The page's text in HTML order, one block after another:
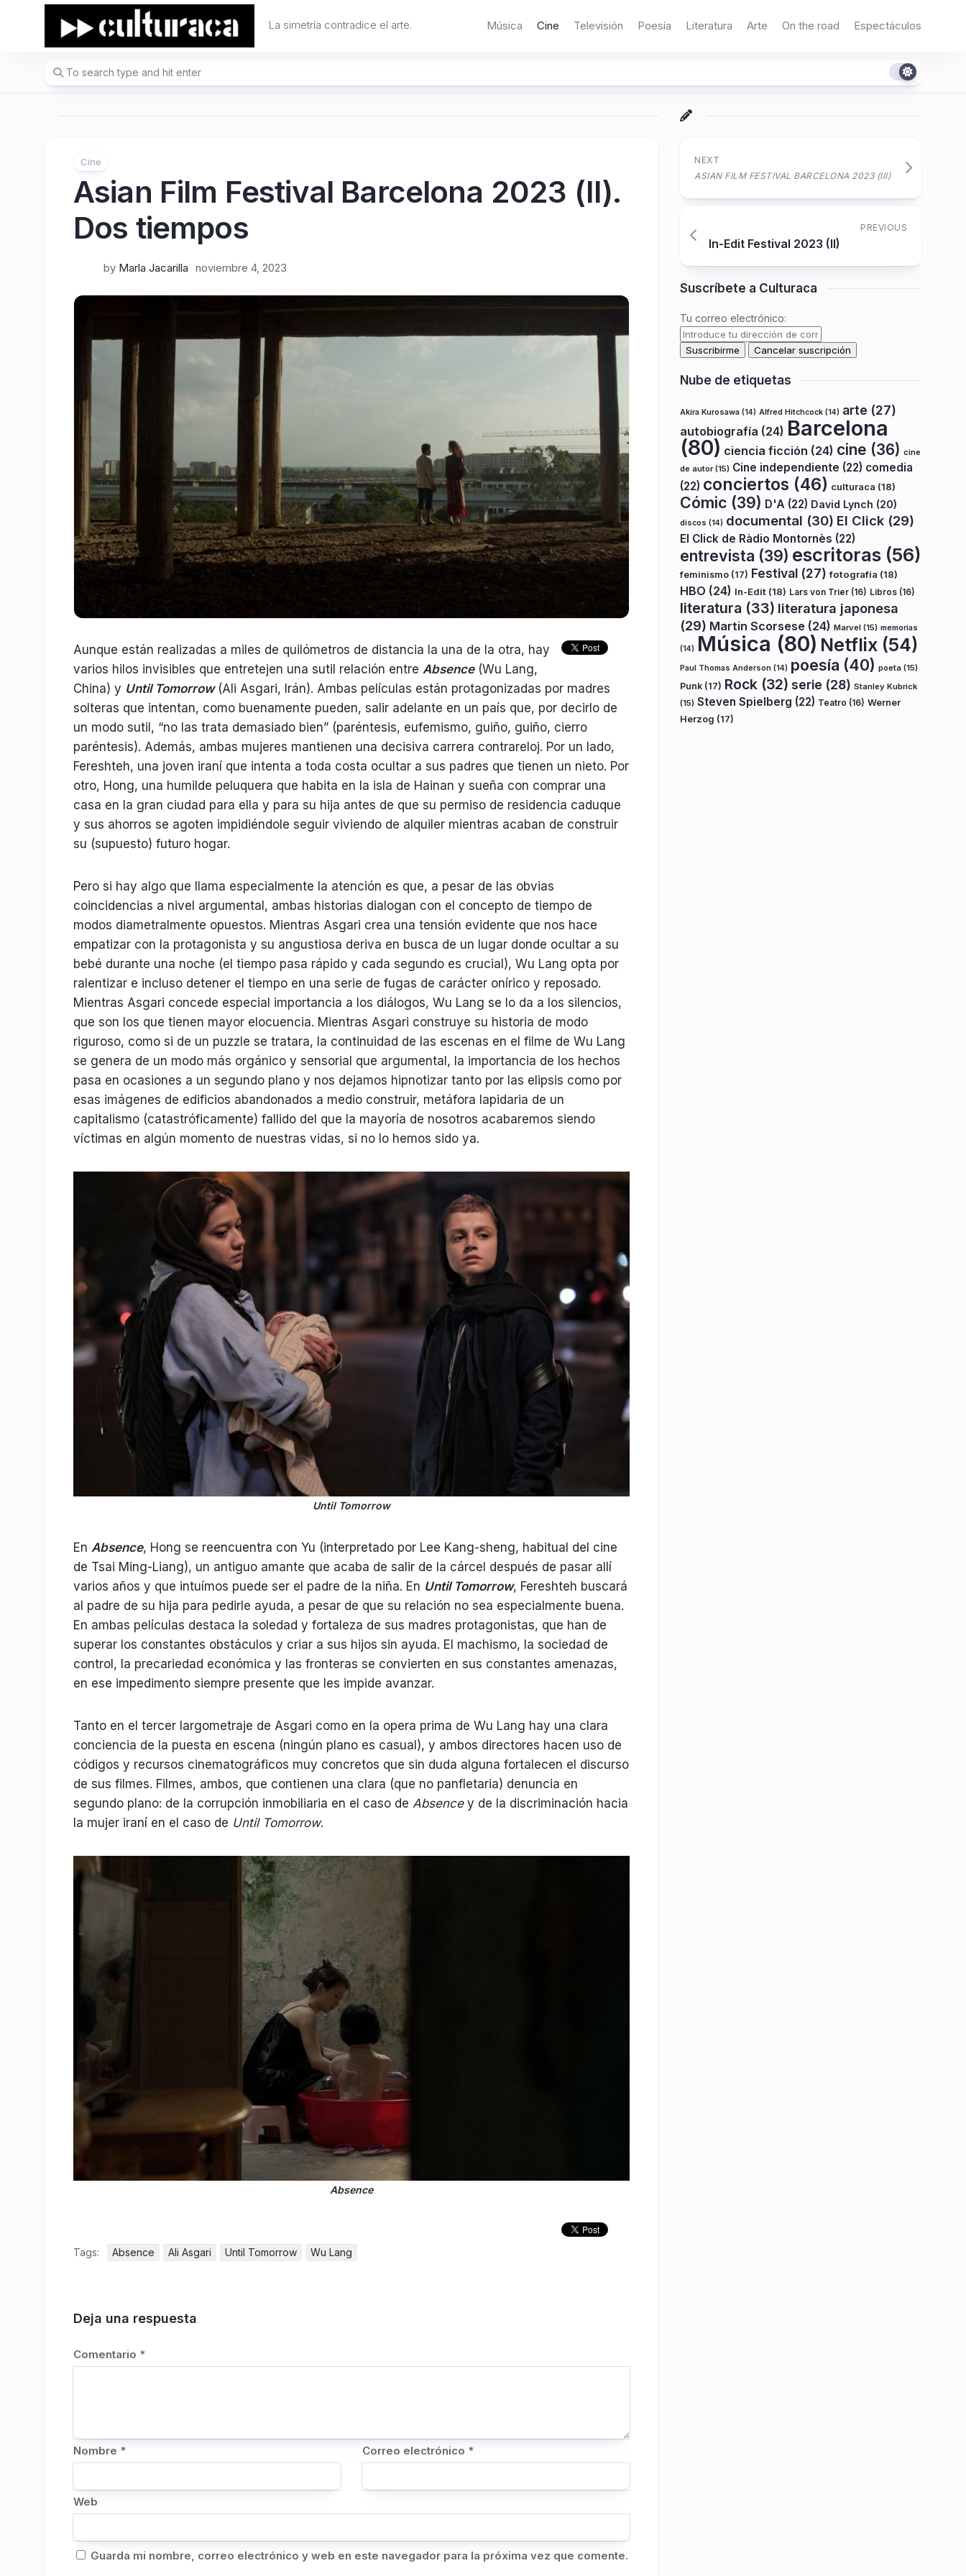
La simetría contradice el arte. Música Cine Televisión Poesía Literatura Arte On the road Espectáculos
Cine
Asian Film Festival Barcelona 2023 (II).
Dos tiempos
by Marla Jacarilla noviembre 4, 2023
Aunque están realizadas a miles de quilómetros de distancia la una de la otra, hay
varios hilos invisibles que entretejen una sutil relación entre Absence(Wu Lang,
China) y Until Tomorrow(Ali Asgari, Irán). Ambas películas están protagonizadas por madres
solteras que intentan, como buenamente pueden, salir adelante en un país que, por decirlo de
un modo sutil, “no las trata demasiado bien” (paréntesis, eufemismo, guiño, guiño, cierro
paréntesis). Además, ambas mujeres mantienen una decisiva carrera contrareloj. Por un lado,
Fereshteh, una joven iraní que intenta a toda costa ocultar a sus padres que tienen un nieto. Por
otro, Hong, una humilde peluquera que habita en la isla de Hainan y sueña con comprar una
casa en la gran ciudad para ella y para su hija antes de que su permiso de residencia caduque
y sus ahorros se agoten impidiéndole seguir viviendo de alquiler mientras acaban de construir
su (supuesto) futuro hogar.
Pero si hay algo que llama especialmente la atención es que, a pesar de las obvias
coincidencias a nivel argumental, ambas historias dialogan con el concepto de tiempo de
modos diametralmente opuestos. Mientras Asgari crea una tensión evidente que nos hace
empatizar con la protagonista y su angustiosa deriva en busca de un lugar donde ocultar a su
bebé durante una noche (el tiempo pasa rápido y cada segundo es crucial), Wu Lang opta por
ralentizar e incluso detener el tiempo en una serie de fugas de carácter onírico y reposado.
Mientras Asgari concede especial importancia a los diálogos, Wu Lang se lo da a los silencios,
que son los que tienen mayor elocuencia. Mientras Asgari construye su historia de modo
riguroso, como si de un puzzle se tratara, la continuidad de las escenas en el filme de Wu Lang
se genera de un modo más orgánico y sensorial que argumental, la importancia de los hechos
pasa en ocasiones a un segundo plano y nos dejamos hipnotizar tanto por las elipsis como por
esas imágenes de edificios abandonados a medio construir, metáfora lapidaria de un
capitalismo (catastróficamente) fallido del que la mayoría de nosotros acabaremos siendo
víctimas en algún momento de nuestras vidas, si no lo hemos sido ya.
Until Tomorrow
En Absence, Hong se reencuentra con Yu (interpretado por Lee Kang-sheng, habitual del cine
de Tsai Ming-Liang), un antiguo amante que acaba de salir de la cárcel después de pasar allí
varios años y que intuímos puede ser el padre de la niña. En Until Tomorrow, Fereshteh buscará
al padre de su hija para pedirle ayuda, a pesar de que su relación no sea especialmente buena.
En ambas películas destaca la soledad y fortaleza de sus madres protagonistas, que han de
superar los constantes obstáculos y criar a sus hijos sin ayuda. El machismo, la sociedad de
control, la precariedad económica y las fronteras se convierten en sus constantes amenazas,
en ese impedimento siempre presente que les impide avanzar.
Tanto en el tercer largometraje de Asgari como en la opera prima de Wu Lang hay una clara
conciencia de la puesta en escena (ningún plano es casual), y ambos directores hacen uso de
códigos y recursos cinematográficos muy concretos que sin duda alguna fortalecen el discurso
de sus filmes. Filmes, ambos, que contienen una clara (que no panfletaria) denuncia en
segundo plano: de la corrupción inmobiliaria en el caso de Absencey de la discriminación hacia
la mujer iraní en el caso de Until Tomorrow.
Absence
Tags: Absence Ali Asgari Until Tomorrow Wu Lang
Deja una respuesta
Comentario *
Nombre * Correo electrónico *
Web
Guarda mi nombre, correo electrónico y web en este navegador para la próxima vez que comente.
NEXT
ASIAN FILM FESTIVAL BARCELONA 2023 (III)
PREVIOUS
In-Edit Festival 2023 (II)
Suscríbete a Culturaca
Tu correo electrónico:
Nube de etiquetas
Akira Kurosawa (14) Alfred Hitchcock (14) arte (27)
autobiografía (24) Barcelona
(80) ciencia ficción (24) cine (36) cine
de autor(15) Cine independiente (22) comedia
(22) conciertos (46) culturaca (18)
Cómic (39) D'A (22) David Lynch (20)
discos (14) documental (30) El Click (29)
El Click de Ràdio Montornès (22)
entrevista (39) escritoras (56)
feminismo (17) Festival (27) fotografía (18)
HBO (24) In-Edit (18) Lars von Trier (16) Libros (16)
literatura (33) literatura japonesa
(29) Martin Scorsese (24) Marvel (15) memorias
(14) Música (80) Netflix (54)
Paul Thomas Anderson (14) poesía (40) poeta (15)
Punk (17) Rock (32) serie (28) Stanley Kubrick
(15) Steven Spielberg (22) Teatro (16) Werner
Herzog (17)